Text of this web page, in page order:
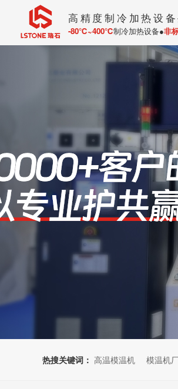
高精度制冷加热设
-80℃~400℃制冷加热设备●非
热搜关键词： 高温模温机 模温机